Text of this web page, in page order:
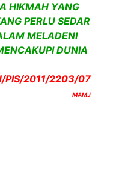
HIKMAH YANG
PERLU SEDAR
MELADENI
DUNIA
PIS/2011/2203/07
MAMJ